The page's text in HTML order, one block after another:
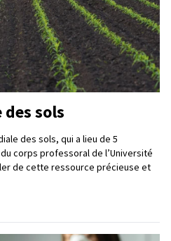
sols
des sols, qui a lieu de 5
corps professoral de l’Université
de cette ressource précieuse et